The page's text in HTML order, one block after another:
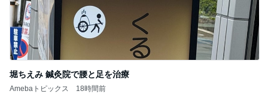
堀ちえみ 鍼灸院で腰と足を治療
Amebaトピックス 18時間前